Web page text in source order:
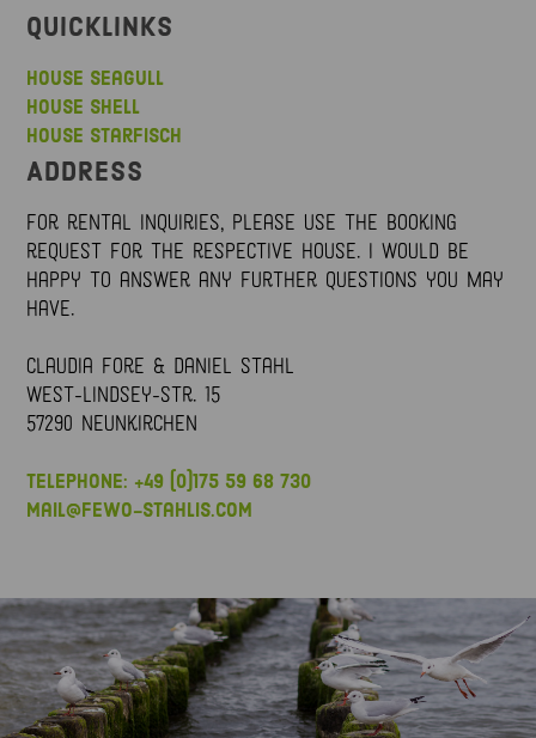
QUICKLINKS
House Seagull
House Shell
House Starfisch
ADDRESS
For rental inquiries, please use the booking
request for the respective house. I would be
happy to answer any further questions you may
have.
Claudia Fore & Daniel Stahl
West-Lindsey-Str. 15
57290 Neunkirchen
Telephone: +49 (0)175 59 68 730
mail@fewo-stahlis.com